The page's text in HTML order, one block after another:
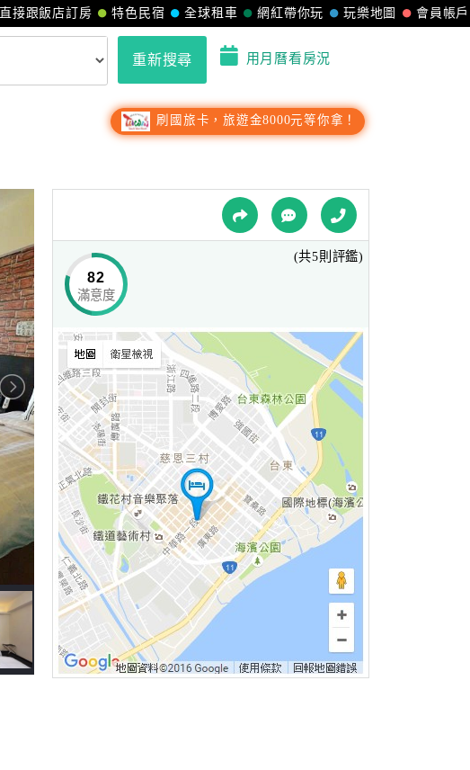
會員帳戶
玩樂地圖
網紅帶你玩
全球租車
特色民宿
直接跟飯店訂房
重新搜尋 用月曆看房況
刷國旅卡，旅遊金8000元等你拿！
82
滿意度
(共5則評鑑)